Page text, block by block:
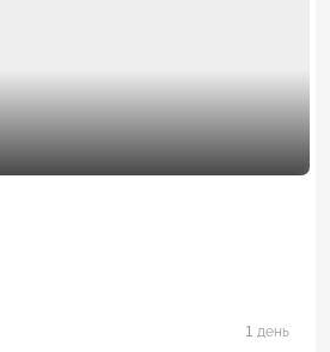
1 день